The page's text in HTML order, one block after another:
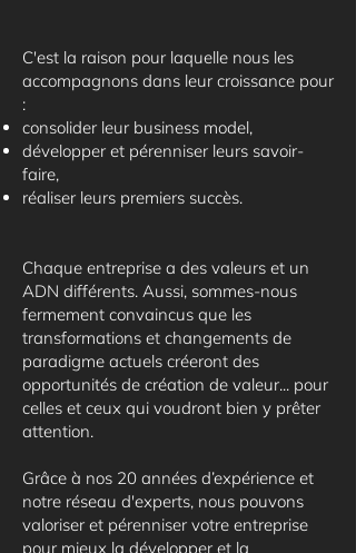
C'est la raison pour laquelle nous les
accompagnons dans leur croissance pour
:
consolider leur business model,
développer et pérenniser leurs savoir-
faire,
réaliser leurs premiers succès.
Chaque entreprise a des valeurs et un
ADN différents. Aussi, sommes-nous
fermement convaincus que les
transformations et changements de
paradigme actuels créeront des
opportunités de création de valeur... pour
celles et ceux qui voudront bien y prêter
attention.
Grâce à nos 20 années d’expérience et
notre réseau d'experts, nous pouvons
valoriser et pérenniser votre entreprise
pour mieux la développer et la